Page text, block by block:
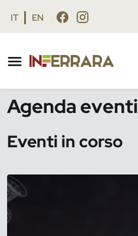
Vai al contenuto principale
Vai al footer
IT EN
Agenda eventi
Eventi in corso